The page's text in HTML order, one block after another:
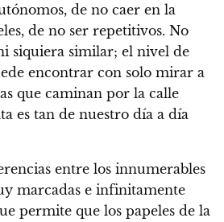
de no caer en la
de no ser repetitivos. No
siquiera similar; el nivel de
encontrar con solo mirar a
que caminan por la calle
es tan de nuestro día a día
entre los innumerables
marcadas e infinitamente
permite que los papeles de la